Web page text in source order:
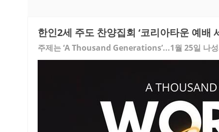
한인2세 주도 찬양집회 ‘코리아타운 예배
주제는 ‘A Thousand Generations’...1월 25일 나